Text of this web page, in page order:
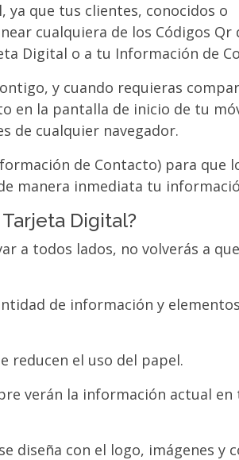
que tus clientes, conocidos o
cualquiera de los Códigos Qr
Digital o a tu Información de
y cuando requieras
en la pantalla de inicio de tu
de cualquier navegador.
de Contacto) para que
manera inmediata tu
Digital?
a todos lados, no volverás a
de información y elementos
reducen el uso del papel.
verán la información actual en
diseña con el logo, imágenes y